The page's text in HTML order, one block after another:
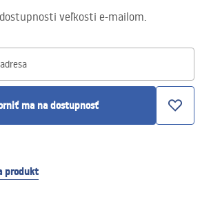
veľkosti e-mailom.
ma na dostupnosť
produkt